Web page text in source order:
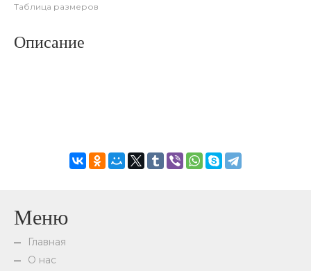
Таблица размеров
Описание
Меню
Главная
О нас